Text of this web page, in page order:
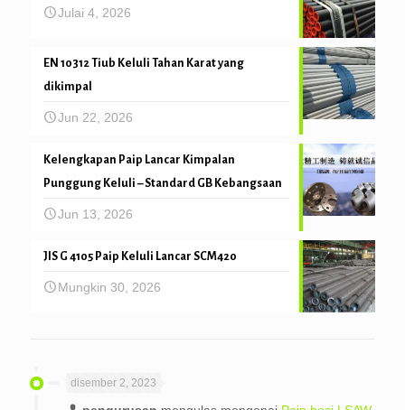
Julai 4, 2026
EN 10312 Tiub Keluli Tahan Karat yang
dikimpal
Jun 22, 2026
Kelengkapan Paip Lancar Kimpalan
Punggung Keluli – Standard GB Kebangsaan
Jun 13, 2026
JIS G 4105 Paip Keluli Lancar SCM420
Mungkin 30, 2026
disember 2, 2023